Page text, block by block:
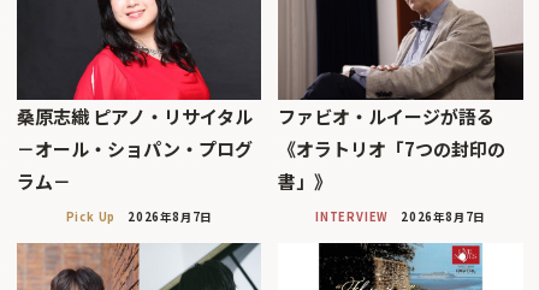
桑原志織 ピアノ・リサイタル
－オール・ショパン・プログ
ラム－
Pick Up 2026年8月7日
ファビオ・ルイージが語る
《オラトリオ「7つの封印の
書」》
INTERVIEW 2026年8月7日